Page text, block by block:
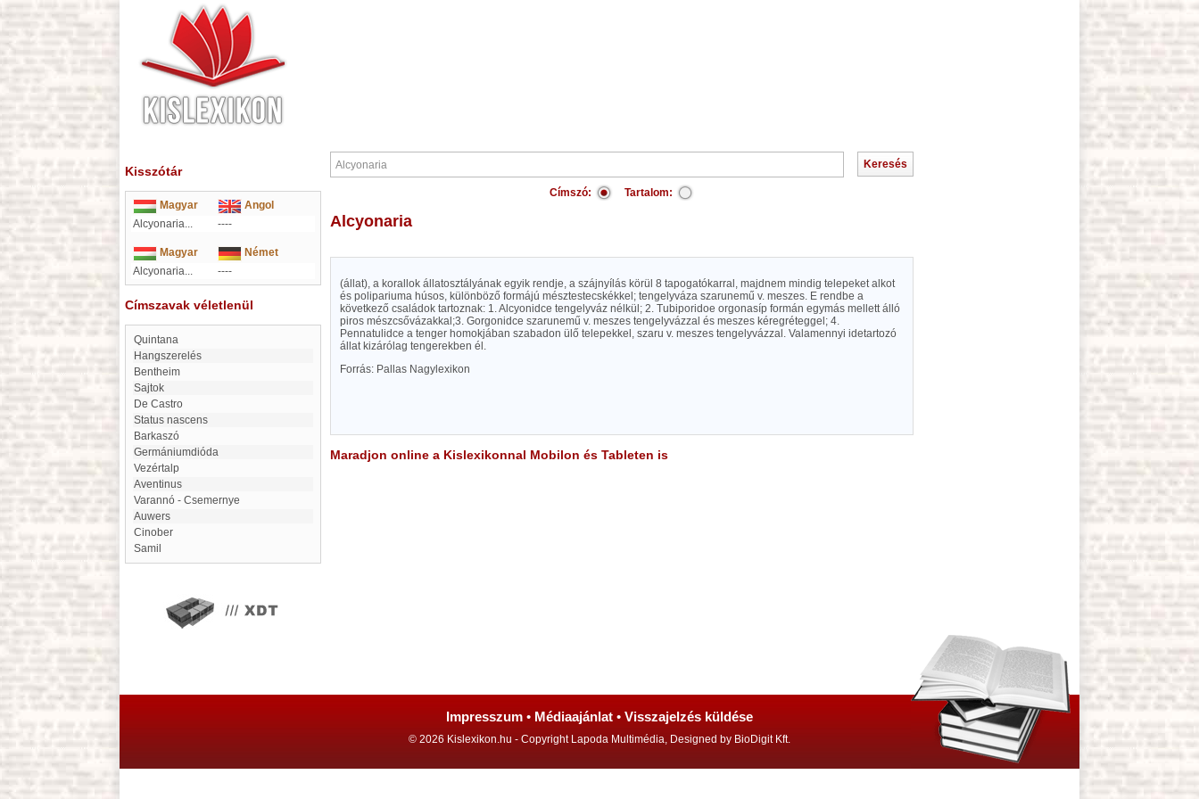
Kisszótár
Magyar
Angol
Alcyonaria...
----
Magyar
Német
Alcyonaria...
----
Címszavak véletlenül
Quintana
Hangszerelés
Bentheim
Sajtok
De Castro
Status nascens
Barkaszó
germániumdióda
Vezértalp
Aventinus
Varannó - Csemernye
Auwers
Cinober
Samil
Címszó: Tartalom:
Alcyonaria
(állat), a korallok állatosztályának egyik rendje, a szájnyílás körül 8 tapogatókarral, majdnem mindig telepeket alkot
és polipariuma húsos, különböző formájú mésztestecskékkel; tengelyváza szarunemű v. meszes. E rendbe a
következő családok tartoznak: 1. Alcyonidce tengelyváz nélkül; 2. Tubiporidoe orgonasíp formán egymás mellett álló
piros mészcsővázakkal;3. Gorgonidce szarunemű v. meszes tengelyvázzal és meszes kéregréteggel; 4.
Pennatulidce a tenger homokjában szabadon ülő telepekkel, szaru v. meszes tengelyvázzal. Valamennyi idetartozó
állat kizárólag tengerekben él.
Forrás: Pallas Nagylexikon
Maradjon online a Kislexikonnal Mobilon és Tableten is
Impresszum • Médiaajánlat • Visszajelzés küldése
© 2026 Kislexikon.hu - Copyright Lapoda Multimédia, Designed by BioDigit Kft.